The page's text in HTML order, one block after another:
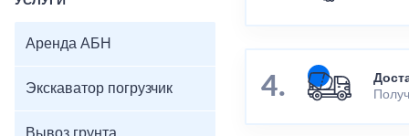
Аренда АБН
Экскаватор погрузчик